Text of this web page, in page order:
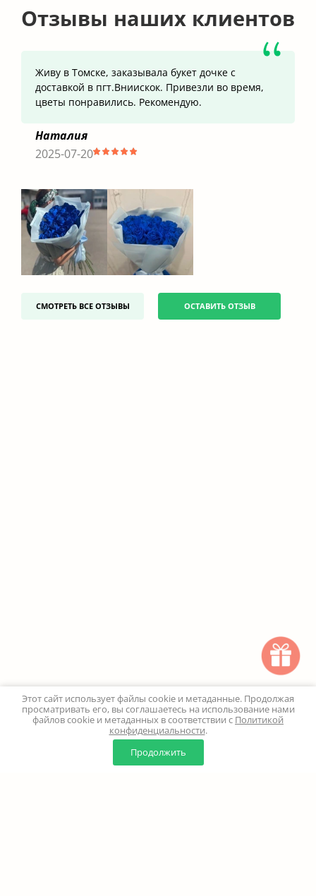
Отзывы наших клиентов
Живу в Томске, заказывала букет дочке с
доставкой в пгт.Вниискок. Привезли во время,
цветы понравились. Рекомендую.
Наталия
2025-07-20
СМОТРЕТЬ ВСЕ ОТЗЫВЫ ОСТАВИТЬ ОТЗЫВ
0
Корзина
Этот сайт использует файлы cookie и метаданные. Продолжая
просматривать его, вы соглашаетесь на использование нами
файлов cookie и метаданных в соответствии с Политикой
конфиденциальности.
Продолжить